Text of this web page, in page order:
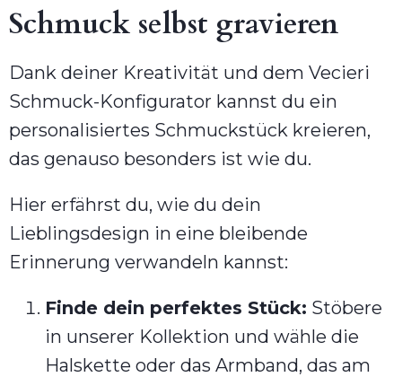
Schmuck selbst gravieren
Dank deiner Kreativität und dem Vecieri
Schmuck-Konfigurator kannst du ein
personalisiertes Schmuckstück kreieren,
das genauso besonders ist wie du.
Hier erfährst du, wie du dein
Lieblingsdesign in eine bleibende
Erinnerung verwandeln kannst:
Finde dein perfektes Stück: Stöbere
in unserer Kollektion und wähle die
Halskette oder das Armband, das am